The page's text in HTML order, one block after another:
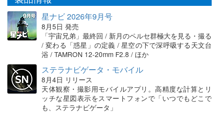
星ナビ 2026年9月号
8月5日 発売
「宇宙兄弟」最終回 / 新月のペルセ群極大を見る・撮る
/ 変わる「惑星」の定義 / 星空の下で深呼吸する天文台
浴 / TAMRON 12-20mm F2.8 / ほか
ステラナビゲータ・モバイル
8月4日 リリース
天体観察・撮影用モバイルアプリ。高精度な計算とリ
ッチな星図表示をスマートフォンで「いつでもどこで
も、ステラナビゲータ」